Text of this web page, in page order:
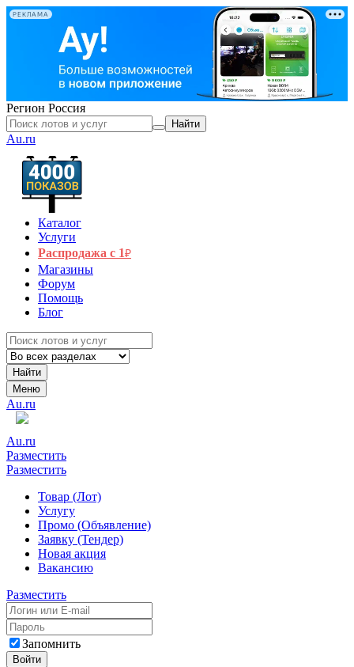
РЕКЛАМА
Регион Россия
Найти
Au.ru
Каталог
Услуги
Распродажа с 1₽
Магазины
Форум
Помощь
Блог
Найти
Меню
Au.ru
Au.ru
Разместить
Разместить
Товар (Лот)
Услугу
Промо (Объявление)
Заявку (Тендер)
Новая акция
Вакансию
Разместить
Запомнить
Войти